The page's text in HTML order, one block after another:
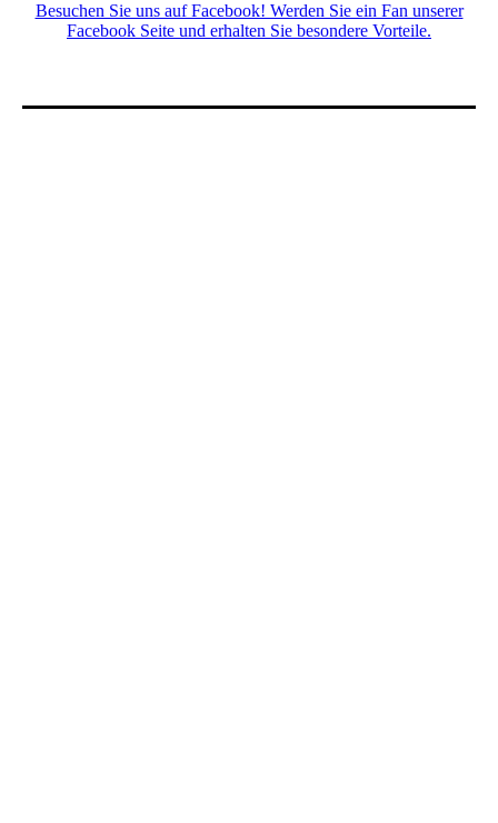
Besuchen Sie uns auf Facebook! Werden Sie ein Fan unserer
Facebook Seite und erhalten Sie besondere Vorteile.